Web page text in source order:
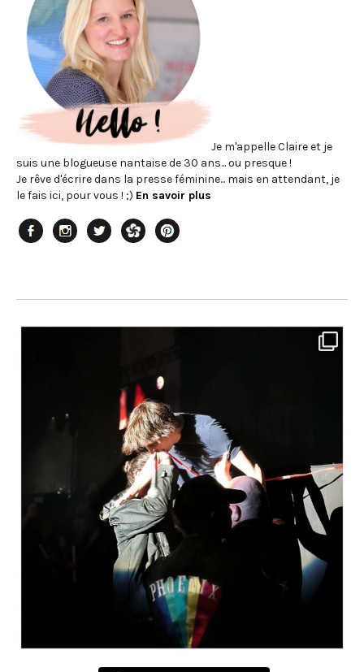
Je m'appelle Claire et je
suis une blogueuse nantaise de 30 ans... ou presque !
Je rêve d'écrire dans la presse féminine... mais en attendant, je
le fais ici, pour vous ! ;) En savoir plus